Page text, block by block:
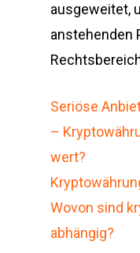
ausgeweitet,
anstehenden
Seriöse
–
wert?
Wovon sind
abhängig?